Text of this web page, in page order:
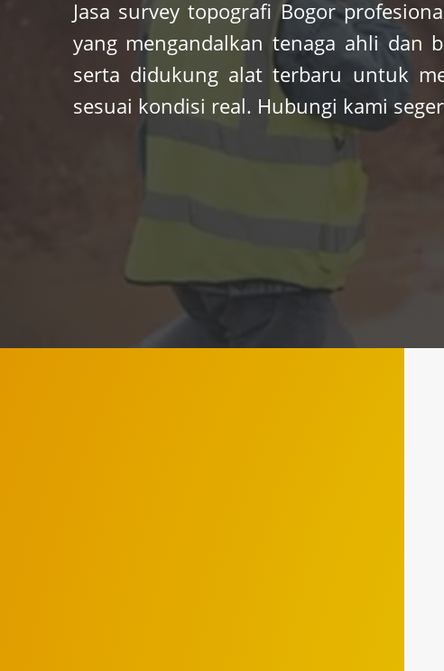
Jasa survey topografi Bogor
yang mengandalkan tenaga ahli dan
serta didukung alat terbaru untuk
sesuai kondisi real. Hubungi kami